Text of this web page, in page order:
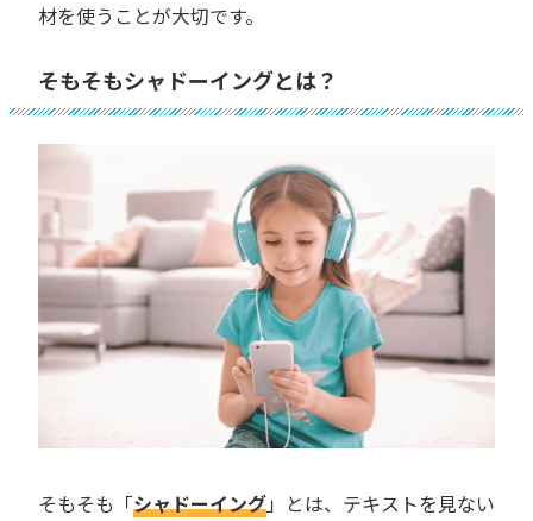
材を使うことが大切です。
そもそもシャドーイングとは？
そもそも「シャドーイング」とは、テキストを見ない